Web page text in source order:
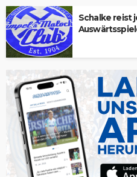
Schalke reist